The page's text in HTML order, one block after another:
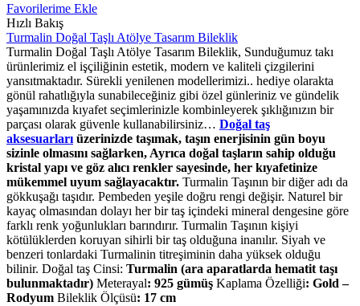
Favorilerime Ekle
Hızlı Bakış
Turmalin Doğal Taşlı Atölye Tasarım Bileklik
Turmalin Doğal Taşlı Atölye Tasarım Bileklik, Sunduğumuz takı
ürünlerimiz el işçiliğinin estetik, modern ve kaliteli çizgilerini
yansıtmaktadır. Sürekli yenilenen modellerimizi.. hediye olarakta
gönül rahatlığıyla sunabileceğiniz gibi özel günleriniz ve gündelik
yaşamınızda kıyafet seçimlerinizle kombinleyerek şıklığınızın bir
parçası olarak güvenle kullanabilirsiniz… Doğal taş
aksesuarları üzerinizde taşımak, taşın enerjisinin gün boyu
sizinle olmasını sağlarken, Ayrıca doğal taşların sahip olduğu
kristal yapı ve göz alıcı renkler sayesinde, her kıyafetinize
mükemmel uyum sağlayacaktır. Turmalin Taşının bir diğer adı da
gökkuşağı taşıdır. Pembeden yeşile doğru rengi değişir. Naturel bir
kayaç olmasından dolayı her bir taş içindeki mineral dengesine göre
farklı renk yoğunlukları barındırır. Turmalin Taşının kişiyi
kötülüklerden koruyan sihirli bir taş olduğuna inanılır. Siyah ve
benzeri tonlardaki Turmalinin titreşiminin daha yüksek olduğu
bilinir. Doğal taş Cinsi: Turmalin (ara aparatlarda hematit taşı
bulunmaktadır) Meterayal: 925 gümüş Kaplama Özelliği: Gold –
Rodyum Bileklik Ölçüsü: 17 cm